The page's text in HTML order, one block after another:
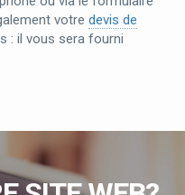
votre devis de
: il vous sera fourni